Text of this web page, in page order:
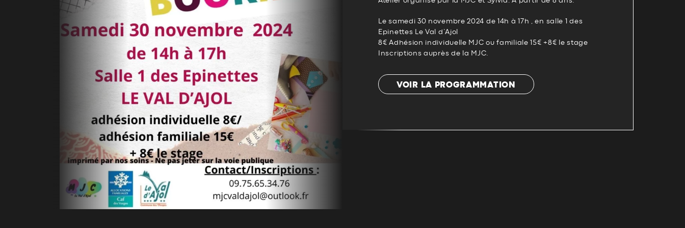
Le samedi 30 novembre 2024 de 14h à 17h , en salle 1 des
Epinettes Le Val d’Ajol
8€ Adhésion individuelle MJC ou familiale 15€ +8€ le stage
Inscriptions auprès de la MJC.
VOIR LA PROGRAMMATION